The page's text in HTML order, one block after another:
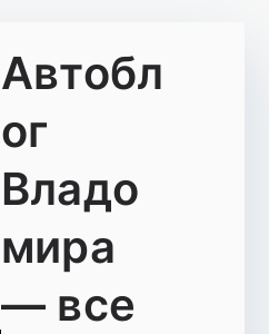
Автобл
ог
Владо
мира
— все